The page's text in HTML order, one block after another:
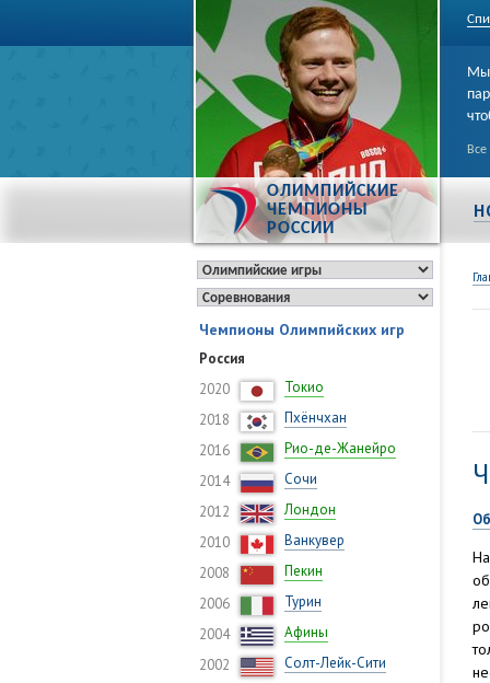
ОЛИМПИЙСКИЕ
ЧЕМПИОНЫ
РОССИИ
Мы
Чемпионы Олимпийских игр
Россия
2020
Токио
2018
Пхёнчхан
2016
Рио-де-Жанейро
2014
Сочи
2012
Лондон
2010
Ванкувер
2008
Пекин
2006
Турин
2004
Афины
2002
Солт-Лейк-Сити